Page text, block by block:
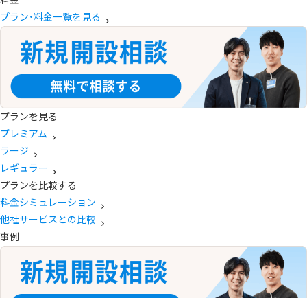
プラン・料金一覧を見る
プランを見る
プレミアム
ラージ
レギュラー
プランを比較する
料金シミュレーション
他社サービスとの比較
事例